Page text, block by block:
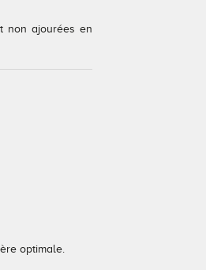
non ajourées en
optimale.